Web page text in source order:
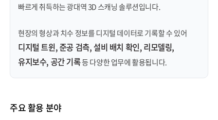
빠르게 취득하는 광대역 3D 스캐닝 솔루션입니다.
현장의 형상과 치수 정보를 디지털 데이터로 기록할 수 있어
디지털 트윈, 준공 검측, 설비 배치 확인, 리모델링,
유지보수, 공간 기록등 다양한 업무에 활용됩니다.
주요 활용 분야